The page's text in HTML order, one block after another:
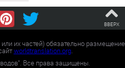
ВВЕРХ
их частей) обязательно размещение
worldtranslation.org.
Все права защищены.